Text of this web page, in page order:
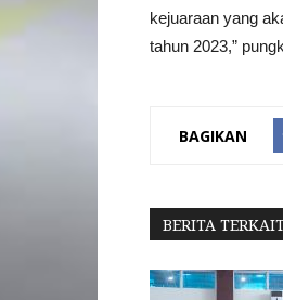
kejuaraan yang
tahun 2023,”
BAGIKAN
BERITA